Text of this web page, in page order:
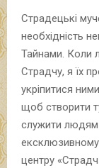
Страдецькі
необхідність
Тайнами. Коли
Страдчу, я їх
укріпитися
щоб створити
служити людям
ексклюзивному
центру